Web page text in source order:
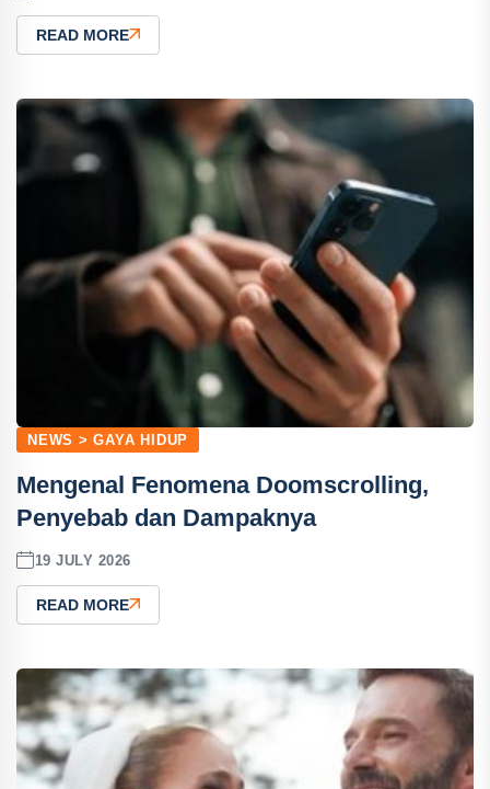
READ MORE
NEWS > GAYA HIDUP
Mengenal Fenomena Doomscrolling,
Penyebab dan Dampaknya
19 JULY 2026
READ MORE